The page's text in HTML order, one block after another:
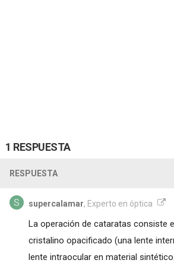
1 RESPUESTA
RESPUESTA
supercalamar, Experto en óptica
La operación de cataratas consiste
cristalino opacificado (una lente
lente intraocular en material sintético.